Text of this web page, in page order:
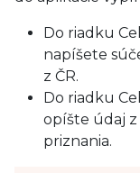
Do riadku
napíšete
z ČR.
Do riadku
opíšte údaj z
priznania.